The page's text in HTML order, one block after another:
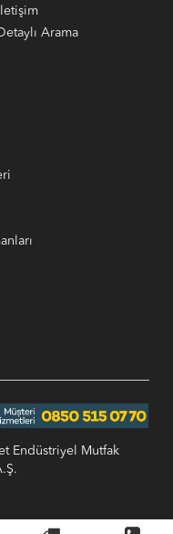
İletişim
Arama
Endüstriyel Mutfak